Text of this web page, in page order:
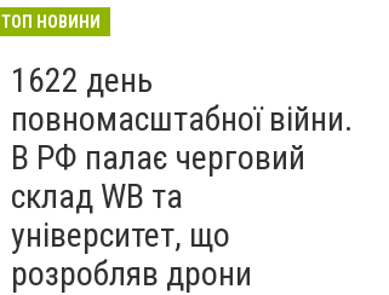
— ВІДЕО
ТОП НОВИНИ
1622 день
повномасштабної війни.
В РФ палає черговий
склад WB та
університет, що
розробляв дрони